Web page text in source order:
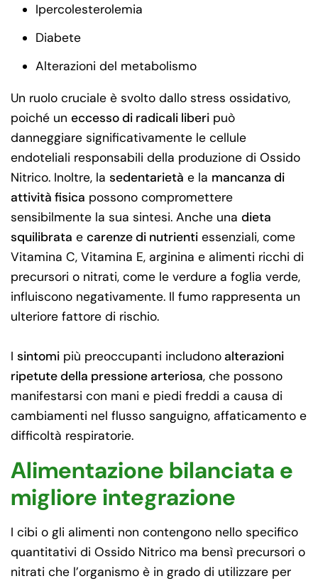
Ipercolesterolemia
Diabete
Alterazioni del metabolismo
Un ruolo cruciale è svolto dallo stress ossidativo,
poiché un eccesso di radicali liberi può
danneggiare significativamente le cellule
endoteliali responsabili della produzione di Ossido
Nitrico. Inoltre, la sedentarietà e la mancanza di
attività fisica possono compromettere
sensibilmente la sua sintesi. Anche una dieta
squilibrata e carenze di nutrienti essenziali, come
Vitamina C, Vitamina E, arginina e alimenti ricchi di
precursori o nitrati, come le verdure a foglia verde,
influiscono negativamente. Il fumo rappresenta un
ulteriore fattore di rischio.
I sintomi più preoccupanti includono alterazioni
ripetute della pressione arteriosa, che possono
manifestarsi con mani e piedi freddi a causa di
cambiamenti nel flusso sanguigno, affaticamento e
difficoltà respiratorie.
Alimentazione bilanciata e
migliore integrazione
I cibi o gli alimenti non contengono nello specifico
quantitativi di Ossido Nitrico ma bensì precursori o
nitrati che l’organismo è in grado di utilizzare per